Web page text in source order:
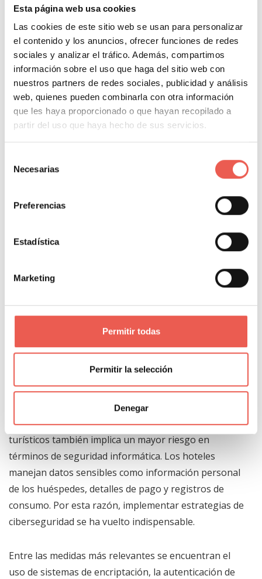
Esta página web usa cookies
Las cookies de este sitio web se usan para personalizar
el contenido y los anuncios, ofrecer funciones de redes
sociales y analizar el tráfico. Además, compartimos
información sobre el uso que haga del sitio web con
nuestros partners de redes sociales, publicidad y análisis
web, quienes pueden combinarla con otra información
que les haya proporcionado o que hayan recopilado a
partir del uso que haya hecho de sus servicios.
Necesarias
Preferencias
Estadística
Marketing
Permitir todas
Permitir la selección
Denegar
El Internet de las cosas, conocido como IoT, está
transformando la manera en que los huéspedes
interactúan con las instalaciones turísticas. Gracias a
dispositivos conectados, es posible ofrecer
habitaciones inteligentes donde el cliente puede
controlar la iluminación, la temperatura o el
entretenimiento desde su propio teléfono móvil.
la eficiencia energética al optimizar el uso de
electricidad y climatización en función de la ocupación.
Esto no solo beneficia al medioambiente, sino que
también reduce los costos operativos para el
monitorear el flujo de personas para garantizar una
eleva la satisfacción de los visitantes.
Ciberseguridad y
protección de datos
La creciente digitalización de los establecimientos
turísticos también implica un mayor riesgo en
términos de seguridad informática. Los hoteles
manejan datos sensibles como información personal
de los huéspedes, detalles de pago y registros de
consumo. Por esta razón, implementar estrategias de
ciberseguridad se ha vuelto indispensable.
Entre las medidas más relevantes se encuentran el
uso de sistemas de encriptación, la autenticación de